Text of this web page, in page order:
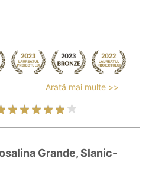
Arată mai multe >>
Grande, Slanic-